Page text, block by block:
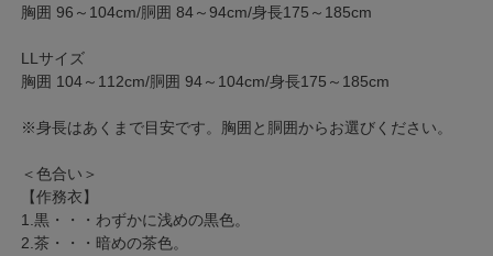
胸囲 96～104cm/胴囲 84～94cm/身長175～185cm
LLサイズ
胸囲 104～112cm/胴囲 94～104cm/身長175～185cm
※身長はあくまで目安です。胸囲と胴囲からお選びください。
＜色合い＞
【作務衣】
1.黒・・・わずかに浅めの黒色。
2.茶・・・暗めの茶色。